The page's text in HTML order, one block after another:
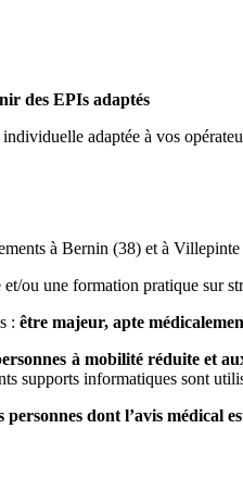
des EPIs adaptés
adaptée à vos
à Bernin (38) et à
ou une formation pratique sur
: être majeur, apte
à mobilité réduite et
supports informatiques sont
dont l’avis médical